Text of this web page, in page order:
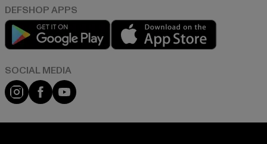
Play market
Instagram
FacebookYouTube